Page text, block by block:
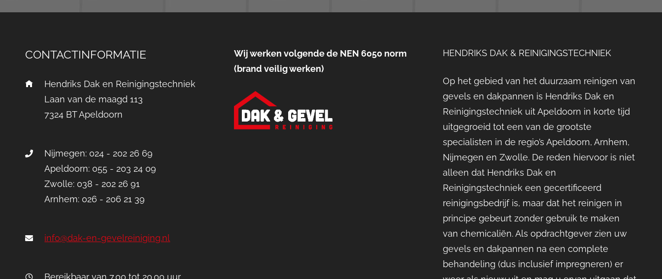
CONTACTINFORMATIE
Hendriks Dak en Reinigingstechniek
Laan van de maagd 113
7324 BT Apeldoorn
Nijmegen: 024 - 202 26 69
Apeldoorn: 055 - 203 24 09
Zwolle: 038 - 202 26 91
Arnhem: 026 - 206 21 39
info@dak-en-gevelreiniging.nl
Wij werken volgende de NEN 6050 norm
(brand veilig werken)
HENDRIKS DAK & REINIGINGSTECHNIEK
Op het gebied van het duurzaam reinigen van
gevels en dakpannen is Hendriks Dak en
Reinigingstechniek uit Apeldoorn in korte tijd
uitgegroeid tot een van de grootste
specialisten in de regio’s Apeldoorn, Arnhem,
Nijmegen en Zwolle. De reden hiervoor is niet
alleen dat Hendriks Dak en
Reinigingstechniek een gecertificeerd
reinigingsbedrijf is, maar dat het reinigen in
principe gebeurt zonder gebruik te maken
van chemicaliën. Als opdrachtgever zien uw
gevels en dakpannen na een complete
behandeling (dus inclusief impregneren) er